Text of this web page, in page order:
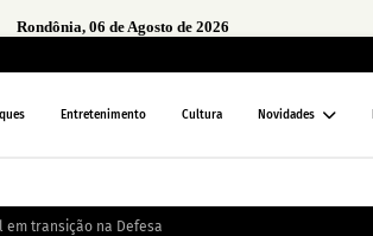
Rondônia, 06 de Agosto de 2026
Entretenimento Cultura Novidades
transição na Defesa